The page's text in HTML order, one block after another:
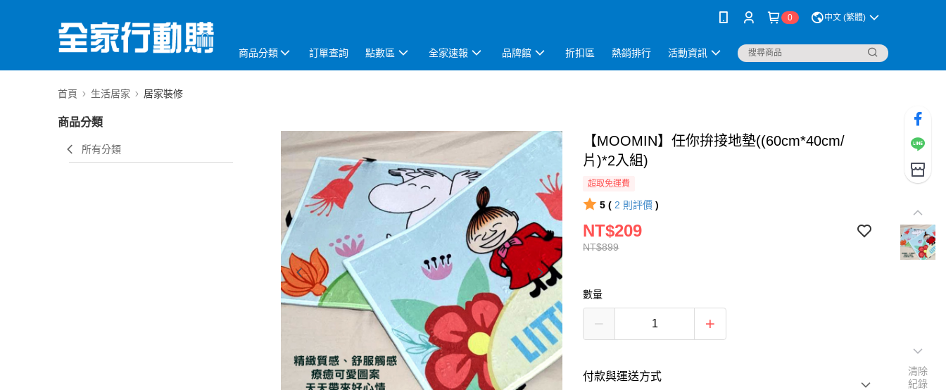
0 中文 (繁體)
商品分類 訂單查詢 點數區 全家速報 品牌館 折扣區 熱銷排行 活動資訊
首頁 生活居家 居家裝修
商品分類
所有分類
【MOOMIN】任你拚接地墊((60cm*40cm/
片)*2入組)
超取免運費
5 ( 2 則評價 )
NT$899
NT$209
數量
付款與運送方式
清除
紀錄